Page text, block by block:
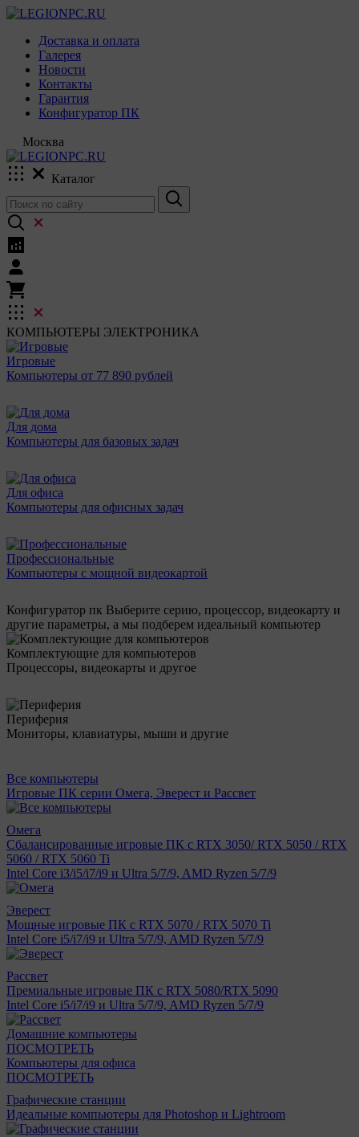
Доставка и оплата
Галерея
Новости
Контакты
Гарантия
Конфигуратор ПК
Москва
Каталог
КОМПЬЮТЕРЫ ЭЛЕКТРОНИКА
Игровые
Компьютеры от 77 890 рублей
Для дома
Компьютеры для базовых задач
Для офиса
Компьютеры для офисных задач
Профессиональные
Компьютеры с мощной видеокартой
Конфигуратор пк Выберите серию, процессор, видеокарту и
другие параметры, а мы подберем идеальный компьютер
Комплектующие для компьютеров
Процессоры, видеокарты и другое
Периферия
Мониторы, клавиатуры, мыши и другие
Все компьютеры
Игровые ПК серии Омега, Эверест и Рассвет
Омега
Сбалансированные игровые ПК с RTX 3050/ RTX 5050 / RTX
5060 / RTX 5060 Ti
Intel Core i3/i5/i7/i9 и Ultra 5/7/9, AMD Ryzen 5/7/9
Эверест
Мощные игровые ПК с RTX 5070 / RTX 5070 Ti
Intel Core i5/i7/i9 и Ultra 5/7/9, AMD Ryzen 5/7/9
Рассвет
Премиальные игровые ПК с RTX 5080/RTX 5090
Intel Core i5/i7/i9 и Ultra 5/7/9, AMD Ryzen 5/7/9
Домашние компьютеры
ПОСМОТРЕТЬ
Компьютеры для офиса
ПОСМОТРЕТЬ
Графические станции
Идеальные компьютеры для Photoshop и Lightroom